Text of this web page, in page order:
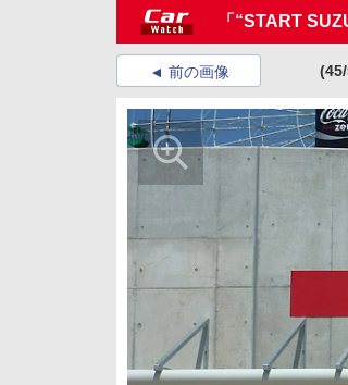
「“START
前の画像